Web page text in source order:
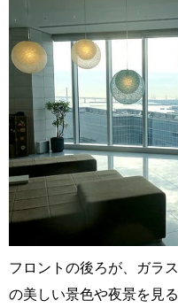
フロントの後ろが、ガラ
の美しい景色や夜景を見